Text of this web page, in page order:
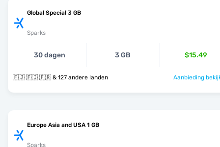
Global Special 3 GB
Sparks
30 dagen 3 GB $15.49
🇫🇯 🇫🇮 🇫🇷 & 127 andere landen Aanbieding
Europe Asia and USA 1 GB
Sparks